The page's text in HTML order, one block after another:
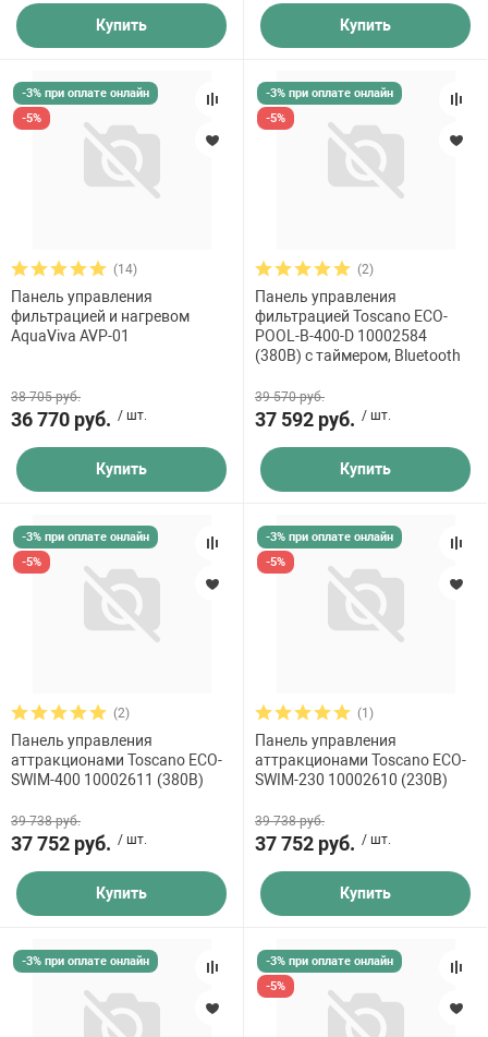
Купить Купить
-3% при оплате онлайн
-5%
(14)
Панель управления
фильтрацией и нагревом
AquaViva AVP-01
38 705 руб.
36 770 руб. / шт.
Купить
-3% при оплате онлайн
-5%
(2)
Панель управления
фильтрацией Toscano ECO-
POOL-B-400-D 10002584
(380В) с таймером, Bluetooth
39 570 руб.
37 592 руб. / шт.
Купить
-3% при оплате онлайн
-5%
(2)
Панель управления
аттракционами Toscano ECO-
SWIM-400 10002611 (380В)
39 738 руб.
37 752 руб. / шт.
Купить
-3% при оплате онлайн
-5%
(1)
Панель управления
аттракционами Toscano ECO-
SWIM-230 10002610 (230В)
39 738 руб.
37 752 руб. / шт.
Купить
-3% при оплате онлайн
-3% при оплате онлайн
-5%